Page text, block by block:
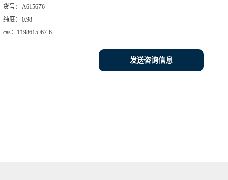
货号： A615676
纯度： 0.98
cas： 1198615-67-6
发送咨询信息